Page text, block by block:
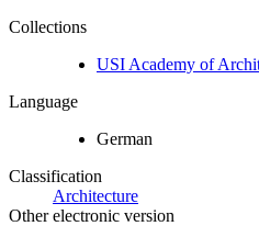
Collections
USI Academy of
Language
German
Classification
Architecture
Other electronic version